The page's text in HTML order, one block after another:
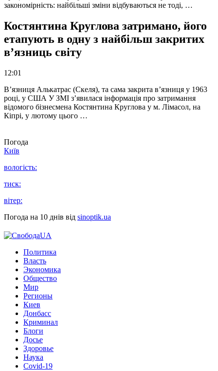
закономірність: найбільші зміни відбуваються не тоді, …
Костянтина Круглова затримано, його
етапують в одну з найбільш закритих
в’язниць світу
12:01
В’язниця Алькатрас (Скеля), та сама закрита в’язниця у 1963
році, у США У ЗМІ з’явилася інформація про затримання
відомого бізнесмена Костянтина Круглова у м. Лімасол, на
Кіпрі, у лютому цього …
Погода
Київ
вологість:
тиск:
вітер:
Погода на 10 днів від sinoptik.ua
Политика
Власть
Экономика
Общество
Мир
Регионы
Киев
Донбасс
Криминал
Блоги
Досье
Здоровье
Наука
Covid-19